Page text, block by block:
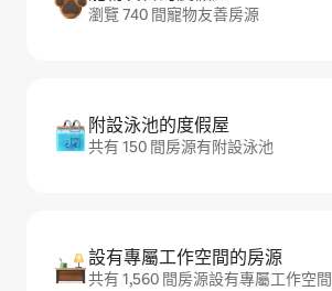
瀏覽 740 間寵物友善房源
附設泳池的度假屋
共有 150 間房源有附設泳池
設有專屬工作空間的房源
共有 1,560 間房源設有專屬工作空間